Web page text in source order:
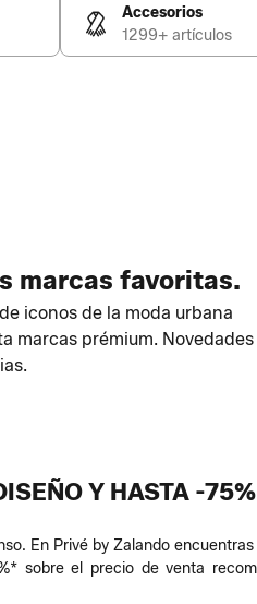
Accesorios
1299+ artículos
marcas favoritas.
iconos de la moda urbana
marcas prémium. Novedades
Y HASTA -
En Privé by Zalando
sobre el precio de venta